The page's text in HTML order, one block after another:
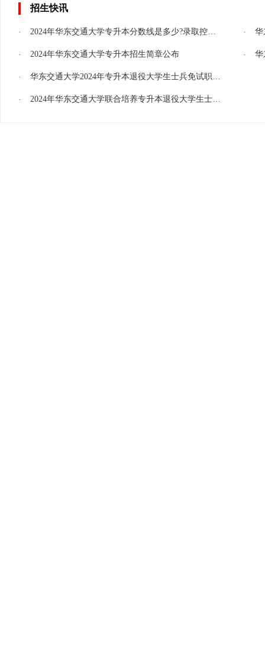
招生快讯
2024年华东交通大学专升本分数线是多少?录取控制分数线公布!
2024年华东交通大学专升本招生简章公布
华东交通大学2024年专升本退役大学生士兵免试职业技能考查考生须知
2024年华东交通大学联合培养专升本退役大学生士兵免试招生简章
华
华